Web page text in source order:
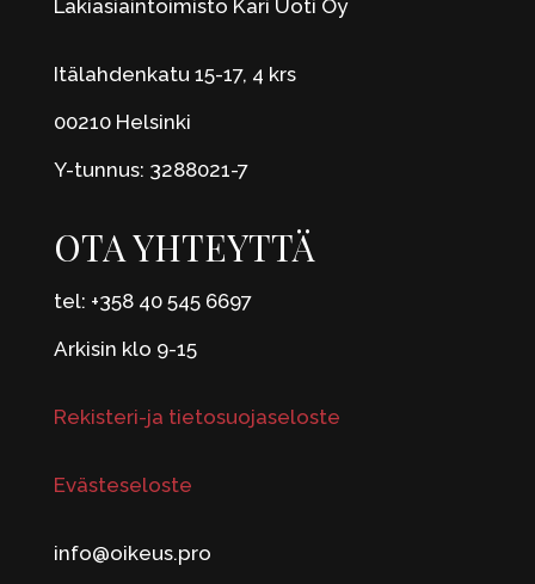
Lakiasiaintoimisto Kari Uoti Oy
Itälahdenkatu 15-17, 4 krs
00210 Helsinki
Y-tunnus: 3288021-7
OTA YHTEYTTÄ
tel: +358 40 545 6697
Arkisin klo 9-15
Rekisteri-ja tietosuojaseloste
Evästeseloste
info@oikeus.pro